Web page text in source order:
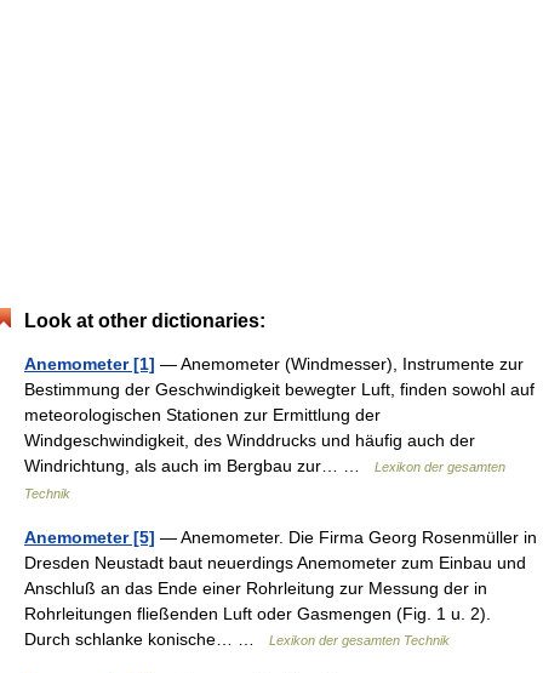
Look at other dictionaries:
Anemometer [1] — Anemometer (Windmesser), Instrumente zur
Bestimmung der Geschwindigkeit bewegter Luft, finden sowohl auf
meteorologischen Stationen zur Ermittlung der
Windgeschwindigkeit, des Winddrucks und häufig auch der
Windrichtung, als auch im Bergbau zur… …
Lexikon der gesamten
Technik
Anemometer [5] — Anemometer. Die Firma Georg Rosenmüller in
Dresden Neustadt baut neuerdings Anemometer zum Einbau und
Anschluß an das Ende einer Rohrleitung zur Messung der in
Rohrleitungen fließenden Luft oder Gasmengen (Fig. 1 u. 2).
Durch schlanke konische… …
Lexikon der gesamten Technik